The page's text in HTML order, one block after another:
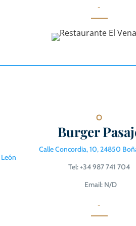
-
León
O
Burger
Calle Concordia, 10, 24850
Tel: +34 987 741 704
Email: N/D
-